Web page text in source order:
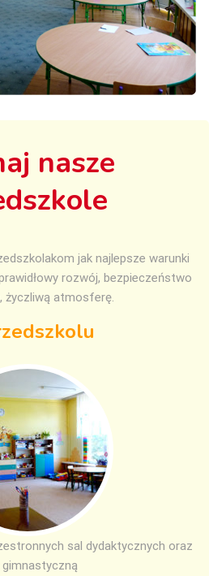
nasze
jak najlepsze warunki
rozwój, bezpieczeństwo
życzliwą atmosferę.
sal dydaktycznych oraz
gimnastyczną